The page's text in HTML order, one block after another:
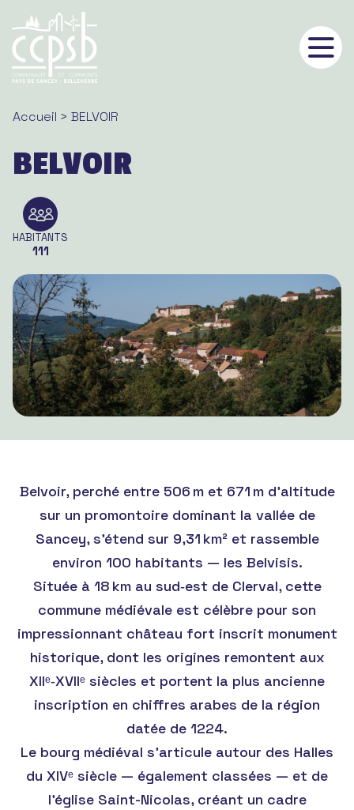
Accueil > BELVOIR
BELVOIR
HABITANTS
111
Belvoir, perché entre 506 m et 671 m d’altitude
sur un promontoire dominant la vallée de
Sancey, s’étend sur 9,31 km² et rassemble
environ 100 habitants — les Belvisis.
Située à 18 km au sud‑est de Clerval, cette
commune médiévale est célèbre pour son
impressionnant château fort inscrit monument
historique, dont les origines remontent aux
XIIᵉ‑XVIIᵉ siècles et portent la plus ancienne
inscription en chiffres arabes de la région
datée de 1224.
Le bourg médiéval s’articule autour des Halles
du XIVᵉ siècle — également classées — et de
l’église Saint-Nicolas, créant un cadre
Panneau de gestion des cookies